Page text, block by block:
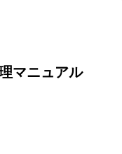
マニュアル